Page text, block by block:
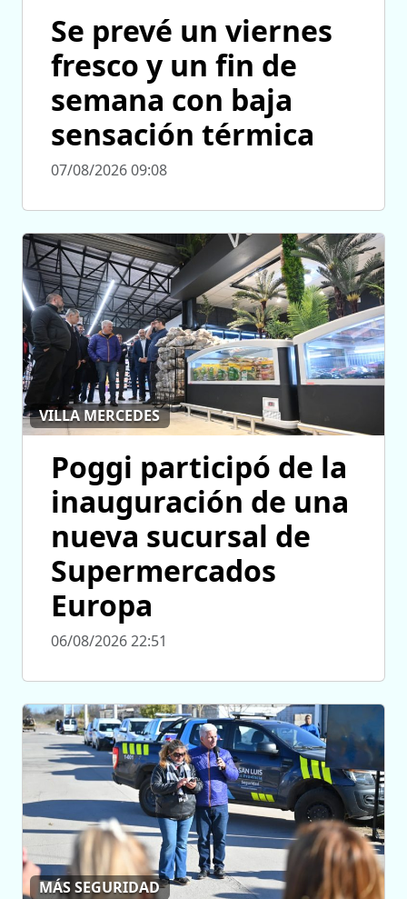
Se prevé un viernes
fresco y un fin de
semana con baja
sensación térmica
07/08/2026 09:08
VILLA MERCEDES
Poggi participó de la
inauguración de una
nueva sucursal de
Supermercados
Europa
06/08/2026 22:51
MÁS SEGURIDAD